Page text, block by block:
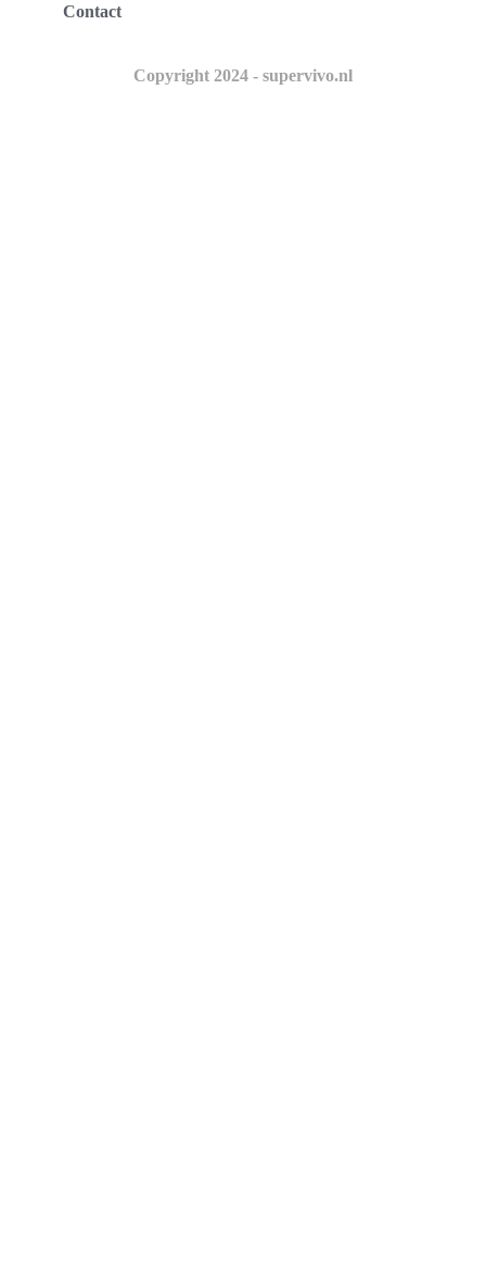
Contact
Copyright 2024 - supervivo.nl